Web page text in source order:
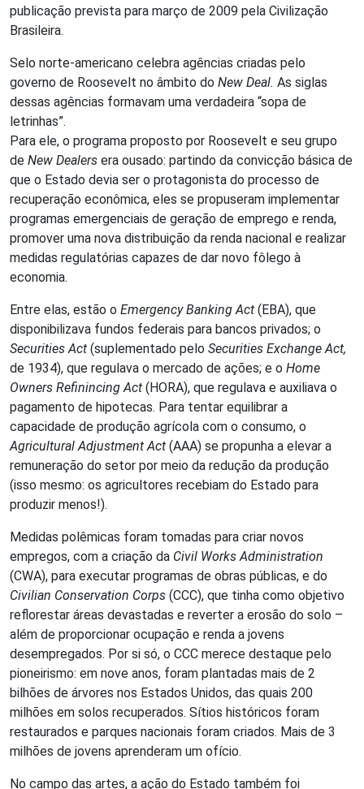
publicação prevista para março de 2009 pela Civilização
Brasileira.
Selo norte-americano celebra agências criadas pelo
governo de Roosevelt no âmbito do New Deal. As siglas
dessas agências formavam uma verdadeira “sopa de
letrinhas”.
Para ele, o programa proposto por Roosevelt e seu grupo
de New Dealers era ousado: partindo da convicção básica de
que o Estado devia ser o protagonista do processo de
recuperação econômica, eles se propuseram implementar
programas emergenciais de geração de emprego e renda,
promover uma nova distribuição da renda nacional e realizar
medidas regulatórias capazes de dar novo fôlego à
economia.
Entre elas, estão o Emergency Banking Act (EBA), que
disponibilizava fundos federais para bancos privados; o
Securities Act (suplementado pelo Securities Exchange Act,
de 1934), que regulava o mercado de ações; e o Home
Owners Refinincing Act (HORA), que regulava e auxiliava o
pagamento de hipotecas. Para tentar equilibrar a
capacidade de produção agrícola com o consumo, o
Agricultural Adjustment Act (AAA) se propunha a elevar a
remuneração do setor por meio da redução da produção
(isso mesmo: os agricultores recebiam do Estado para
produzir menos!).
Medidas polêmicas foram tomadas para criar novos
empregos, com a criação da Civil Works Administration
(CWA), para executar programas de obras públicas, e do
Civilian Conservation Corps (CCC), que tinha como objetivo
reflorestar áreas devastadas e reverter a erosão do solo –
além de proporcionar ocupação e renda a jovens
desempregados. Por si só, o CCC merece destaque pelo
pioneirismo: em nove anos, foram plantadas mais de 2
bilhões de árvores nos Estados Unidos, das quais 200
milhões em solos recuperados. Sítios históricos foram
restaurados e parques nacionais foram criados. Mais de 3
milhões de jovens aprenderam um ofício.
No campo das artes, a ação do Estado também foi